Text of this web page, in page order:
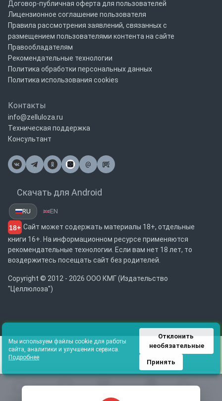
Каталог
Договор-публичная оферта для пользователей
Лицензионное соглашение пользователя
Правила рассмотрения заявлений, связанных с
размещением пользователями контента на сайте
Правообладателям
Рекомендательные технологии
Политика обработки персональных данных
Политика использования cookies
Контакты
info@zelluloza.ru
Техническая поддержка
Консультант
@
Почта
Скачать для Android
RU EN
18+ Сайт может содержать материалы 18+, отдельные
книги 16+. На информационном ресурсе применяются
рекомендательные технологии. Если вам нет 18 лет, то
воздержитесь посещать сайт без родителей.
Copyright © 2012 - 2026 ООО КМГ (Издательство
"Целлюлоза")
Мы используем файлы cookie для работы
сайта, аналитики и улучшения сервиса.
Подробнее
Отклонить
необязательные
Принять